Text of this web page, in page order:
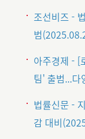
조선비즈 -
범
아주경제 - [
팀' 출범...
법률신문 -
감 대비